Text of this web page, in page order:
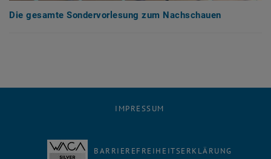
Die gesamte Sondervorlesung zum Nachschauen
IMPRESSUM
BARRIEREFREIHEITSERKLÄRUNG